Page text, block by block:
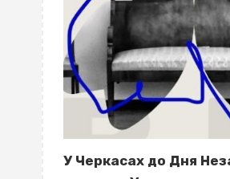
У Черкасах до Дня